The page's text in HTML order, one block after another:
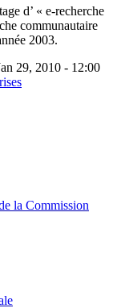
d’ « e-recherche
communautaire
2003.
29, 2010 - 12:00
la Commission